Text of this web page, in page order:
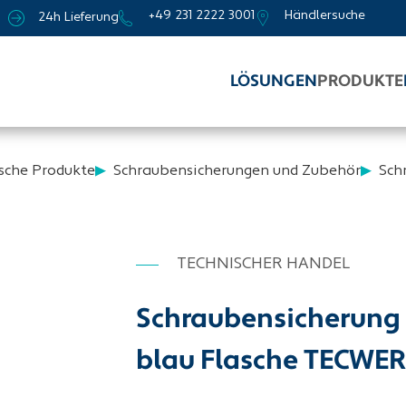
24h Lieferung +49 231 2222 3001 Händlersuche
LÖSUNGEN PRODUKTE
Produkte Schraubensicherungen und Zubehör
TECHNISCHER HANDEL
blau Flasche